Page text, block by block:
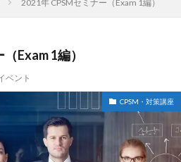
2021年 CPSMセミナー（Exam 1編）
Exam 1編）
ベント
CPSM・対策講座